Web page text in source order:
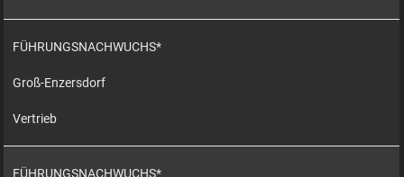
FÜHRUNGSNACHWUCHS*
Groß-Enzersdorf
Vertrieb
FÜHRUNGSNACHWUCHS*